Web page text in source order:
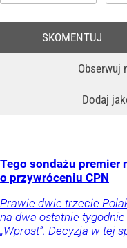
Obserwuj
Dodaj
SKOMENTUJ
Tego sondażu premier
o przywróceniu CPN
Prawie dwie trzecie
na dwa ostatnie
„Wprost”. Decyzja w tej